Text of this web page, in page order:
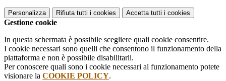
Personalizza Rifiuta tutti i cookies Accetta tutti i cookies
Gestione cookie
In questa schermata è possibile scegliere quali cookie consentire.
I cookie necessari sono quelli che consentono il funzionamento della
piattaforma e non è possibile disabilitarli.
Per conoscere quali sono i cookie necessari al funzionamento potete
visionare la COOKIE POLICY.